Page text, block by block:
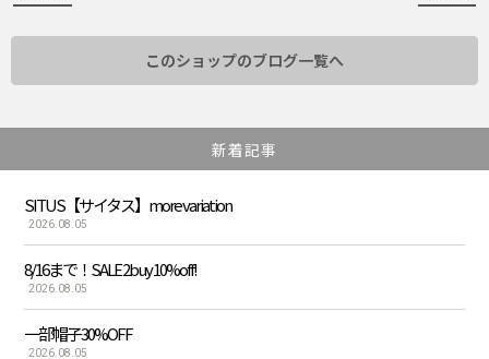
このショップのブログ一覧へ
新着記事
SITUS【サイタス】more variation
2026.08.05
8/16まで！SALE 2buy 10%off!
2026.08.05
一部帽子30%OFF
2026.08.05